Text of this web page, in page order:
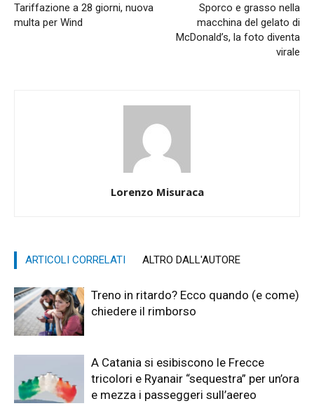
Tariffazione a 28 giorni, nuova
multa per Wind
Sporco e grasso nella
macchina del gelato di
McDonald’s, la foto diventa
virale
Lorenzo Misuraca
ARTICOLI CORRELATI ALTRO DALL'AUTORE
Treno in ritardo? Ecco quando (e come)
chiedere il rimborso
A Catania si esibiscono le Frecce
tricolori e Ryanair “sequestra” per un’ora
e mezza i passeggeri sull’aereo